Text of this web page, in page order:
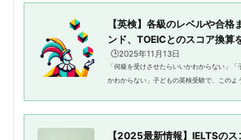
【英検】各級のレベルや合格
ンド、TOEICとのスコア換算
🕒️2025年11月13日
「何級を受けさせたらいいかわからない」
かわからない」子どもの英検受験で、このよ
【2025最新情報】IELTSの